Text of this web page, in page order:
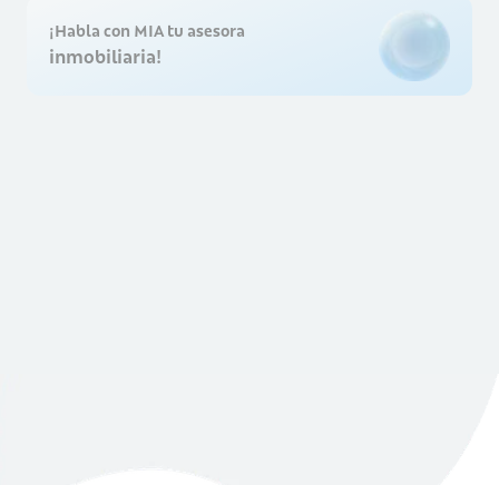
¡Habla con MIA tu asesora
inmobiliaria!